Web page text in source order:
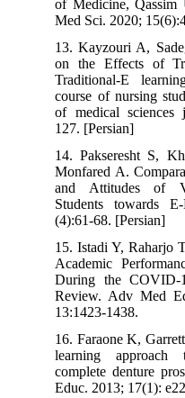
of Medicine,
Med Sci. 2020;
13. Kayzouri A,
on the Effects of
Traditional-E
course of nursing
of medical
127. [Persian]
14. Pakseresht S,
Monfared A.
and Attitudes of
Students towards
(4):61-68. [Persian]
15. Istadi Y,
Academic
During the
Review. Adv Med
13:1423-1438.
16. Faraone K,
learning
complete denture
Educ. 2013; 17(1):